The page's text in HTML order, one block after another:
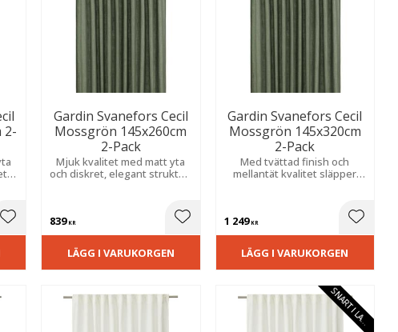
2-
Lägg till i favoriter
Gardin Svanefors Cecil
Mossgrön 145x260cm
2-Pack
Mjuk kvalitet med matt yta
och diskret, elegant struktur.
839KR Lägg till i favoriter
LÄGG I VARUKORGEN
Gardin Svanefors Cecil
Mossgrön 145x320cm
2-Pack
Med tvättad finish och
mellantät kvalitet släpper
1 249KR Lägg
LÄGG I VARUKORGEN
S
N
A
R
T
I
L
A
G
E
R